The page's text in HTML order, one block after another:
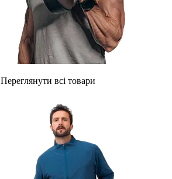
Переглянути всі товари